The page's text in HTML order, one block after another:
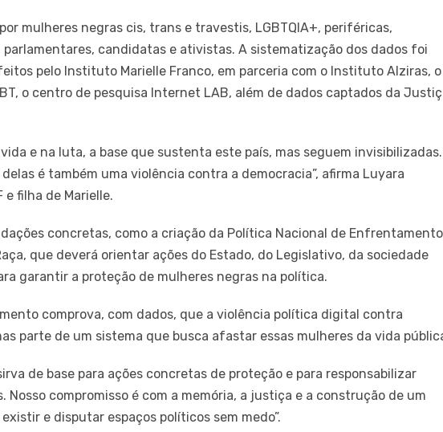
mulheres negras cis, trans e travestis, LGBTQIA+, periféricas,
candidatas e ativistas. A sistematização dos dados foi
pelo Instituto Marielle Franco, em parceria com o Instituto Alziras, o
o centro de pesquisa Internet LAB, além de dados captados da
e na luta, a base que sustenta este país, mas seguem invisibilizadas.
é também uma violência contra a democracia”, afirma Luyara
filha de Marielle.
concretas, como a criação da Política Nacional de Enfrentamento
que deverá orientar ações do Estado, do Legislativo, da sociedade
garantir a proteção de mulheres negras na política.
comprova, com dados, que a violência política digital contra
parte de um sistema que busca afastar essas mulheres da vida
de base para ações concretas de proteção e para responsabilizar
compromisso é com a memória, a justiça e a construção de um
e disputar espaços políticos sem medo”.